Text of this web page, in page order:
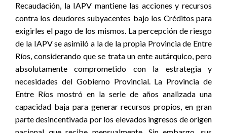
Recaudación, la IAPV mantiene las acciones y recursos
contra los deudores subyacentes bajo los Créditos para
exigirles el pago de los mismos. La percepción de riesgo
de la IAPV se asimiló a la de la propia Provincia de Entre
Ríos, considerando que se trata un ente autárquico, pero
absolutamente comprometido con la estrategia y
necesidades del Gobierno Provincial. La Provincia de
Entre Ríos mostró en la serie de años analizada una
capacidad baja para generar recursos propios, en gran
parte desincentivada por los elevados ingresos de origen